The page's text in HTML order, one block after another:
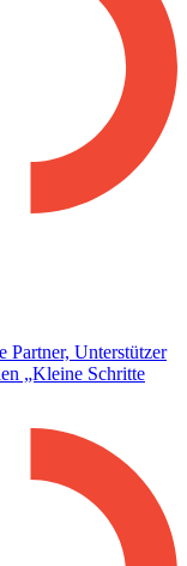
Partner, Unterstützer
„Kleine Schritte